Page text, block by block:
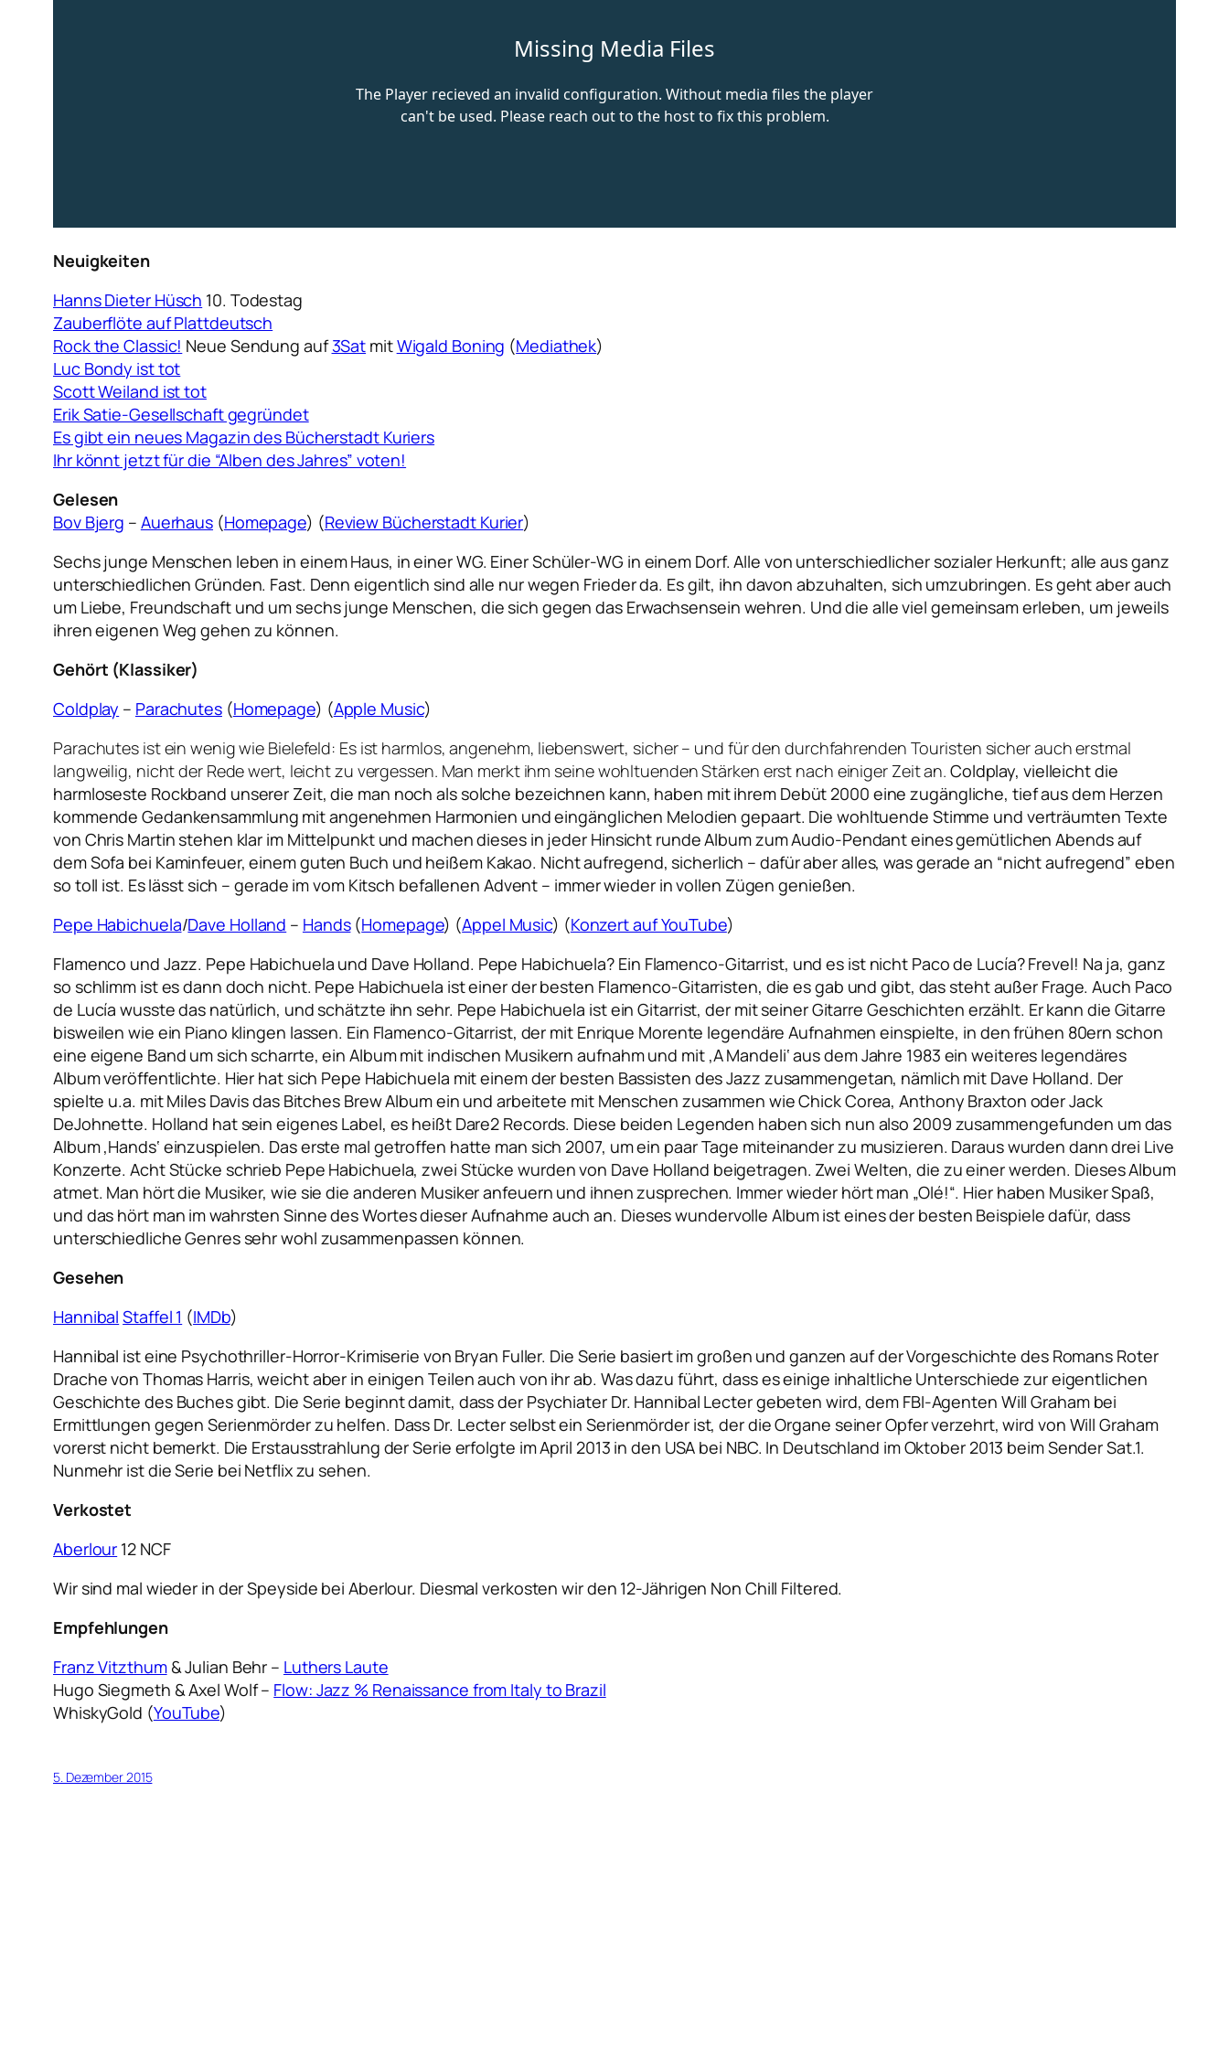
Neuigkeiten
Hanns Dieter Hüsch 10. Todestag
Zauberflöte auf Plattdeutsch
Rock the Classic! Neue Sendung auf3Sat mitWigald Boning (Mediathek)
Luc Bondy ist tot
Scott Weiland ist tot
Erik Satie-Gesellschaft gegründet
Es gibt ein neues Magazin des Bücherstadt Kuriers
Ihr könnt jetzt für die “Alben des Jahres” voten!
Gelesen
Bov Bjerg – Auerhaus (Homepage) (Review Bücherstadt Kurier)
Sechs junge Menschen leben in einem Haus, in einer WG. Einer Schüler-WG in einem Dorf. Alle von unterschiedlicher sozialer Herkunft; alle aus ganz
unterschiedlichen Gründen. Fast. Denn eigentlich sind alle nur wegen Frieder da. Es gilt, ihn davon abzuhalten, sich umzubringen. Es geht aber auch
um Liebe, Freundschaft und um sechs junge Menschen, die sich gegen das Erwachsensein wehren. Und die alle viel gemeinsam erleben, um jeweils
ihren eigenen Weg gehen zu können.
Gehört (Klassiker)
Coldplay – Parachutes(Homepage) (Apple Music)
Parachutes ist ein wenig wie Bielefeld: Es ist harmlos, angenehm, liebenswert, sicher – und für den durchfahrenden Touristen sicher auch erstmal
langweilig, nicht der Rede wert, leicht zu vergessen. Man merkt ihm seine wohltuenden Stärken erst nach einiger Zeit an. Coldplay, vielleicht die
harmloseste Rockband unserer Zeit, die man noch als solche bezeichnen kann, haben mit ihrem Debüt 2000 eine zugängliche, tief aus dem Herzen
kommende Gedankensammlung mit angenehmen Harmonien und eingänglichen Melodien gepaart. Die wohltuende Stimme und verträumten Texte
von Chris Martin stehen klar im Mittelpunkt und machen dieses in jeder Hinsicht runde Album zum Audio-Pendant eines gemütlichen Abends auf
dem Sofa bei Kaminfeuer, einem guten Buch und heißem Kakao. Nicht aufregend, sicherlich – dafür aber alles, was gerade an “nicht aufregend” eben
so toll ist. Es lässt sich – gerade im vom Kitsch befallenen Advent – immer wieder in vollen Zügen genießen.
Pepe Habichuela/Dave Holland – Hands(Homepage) (Appel Music) (Konzert auf YouTube)
Flamenco und Jazz. Pepe Habichuela und Dave Holland. Pepe Habichuela? Ein Flamenco-Gitarrist, und es ist nicht Paco de Lucía? Frevel! Na ja, ganz
so schlimm ist es dann doch nicht. Pepe Habichuela ist einer der besten Flamenco-Gitarristen, die es gab und gibt, das steht außer Frage. Auch Paco
de Lucía wusste das natürlich, und schätzte ihn sehr. Pepe Habichuela ist ein Gitarrist, der mit seiner Gitarre Geschichten erzählt. Er kann die Gitarre
bisweilen wie ein Piano klingen lassen. Ein Flamenco-Gitarrist, der mit Enrique Morente legendäre Aufnahmen einspielte, in den frühen 80ern schon
eine eigene Band um sich scharrte, ein Album mit indischen Musikern aufnahm und mit ‚A Mandeli‘ aus dem Jahre 1983 ein weiteres legendäres
Album veröffentlichte. Hier hat sich Pepe Habichuela mit einem der besten Bassisten des Jazz zusammengetan, nämlich mit Dave Holland. Der
spielte u.a. mit Miles Davis das Bitches Brew Album ein und arbeitete mit Menschen zusammen wie Chick Corea, Anthony Braxton oder Jack
DeJohnette. Holland hat sein eigenes Label, es heißt Dare2 Records. Diese beiden Legenden haben sich nun also 2009 zusammengefunden um das
Album ‚Hands‘ einzuspielen. Das erste mal getroffen hatte man sich 2007, um ein paar Tage miteinander zu musizieren. Daraus wurden dann drei Live
Konzerte. Acht Stücke schrieb Pepe Habichuela, zwei Stücke wurden von Dave Holland beigetragen. Zwei Welten, die zu einer werden. Dieses Album
atmet. Man hört die Musiker, wie sie die anderen Musiker anfeuern und ihnen zusprechen. Immer wieder hört man „Olé!“. Hier haben Musiker Spaß,
und das hört man im wahrsten Sinne des Wortes dieser Aufnahme auch an. Dieses wundervolle Album ist eines der besten Beispiele dafür, dass
unterschiedliche Genres sehr wohl zusammenpassen können.
Gesehen
Hannibal Staffel 1 (IMDb)
Hannibal ist eine Psychothriller-Horror-Krimiserie von Bryan Fuller. Die Serie basiert im großen und ganzen auf der Vorgeschichte des Romans Roter
Drache von Thomas Harris, weicht aber in einigen Teilen auch von ihr ab. Was dazu führt, dass es einige inhaltliche Unterschiede zur eigentlichen
Geschichte des Buches gibt. Die Serie beginnt damit, dass der Psychiater Dr. Hannibal Lecter gebeten wird, dem FBI-Agenten Will Graham bei
Ermittlungen gegen Serienmörder zu helfen. Dass Dr. Lecter selbst ein Serienmörder ist, der die Organe seiner Opfer verzehrt, wird von Will Graham
vorerst nicht bemerkt. Die Erstausstrahlung der Serie erfolgte im April 2013 in den USA bei NBC. In Deutschland im Oktober 2013 beim Sender Sat.1.
Nunmehr ist die Serie bei Netflix zu sehen.
Verkostet
Aberlour 12 NCF
Wir sind mal wieder in der Speyside bei Aberlour. Diesmal verkosten wir den 12-Jährigen Non Chill Filtered.
Empfehlungen
Franz Vitzthum& Julian Behr – Luthers Laute
Hugo Siegmeth & Axel Wolf – Flow: Jazz % Renaissance from Italy to Brazil
WhiskyGold (YouTube)
5. Dezember 2015